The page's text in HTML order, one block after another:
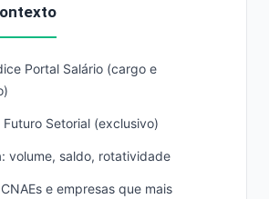
Portal Salário (cargo e
Setorial (exclusivo)
volume, saldo, rotatividade
e empresas que mais